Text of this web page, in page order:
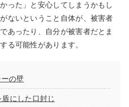
った」と安心してしまうかもし
ないということ自体が、被害者
あったり、自分が被害者だとま
る可能性があります。
の壁
にした口封じ